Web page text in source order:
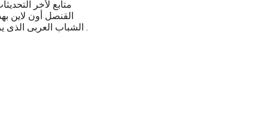
متابع لأخر
القنصل أون لاين
الشباب العربى الذى يرغب فى الهجرة والسفر بطرق شرعية و قانونية .